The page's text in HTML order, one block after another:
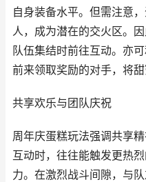
自身装备水平。但需注意
人，成为潜在的交火区。
队伍集结时前往互动。亦
前来领取奖励的对手，将甜
共享欢乐与团队庆祝
周年庆蛋糕玩法强调共享
互动时，往往能触发更热
力。在激烈战斗间隙，与